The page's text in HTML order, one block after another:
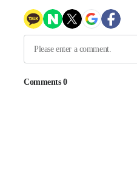
2시간 전 > "여기 떨어졌다"…다
3시간 전 >손흥민, 5경기 연속골
[속보]합참 "北 발
日방위성, 北이 동